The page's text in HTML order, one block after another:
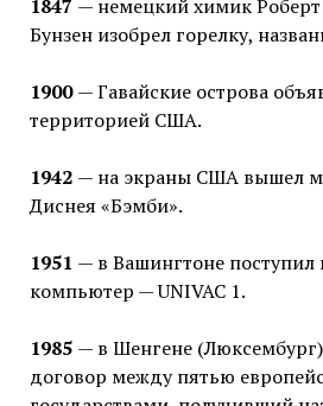
1847 — немецкий химик Роберт
Бунзен изобрел горелку,
1900— Гавайские острова
территорией США.
1942 — на экраны США вышел
Диснея «Бэмби».
1951 — в Вашингтоне
компьютер — UNIVAC 1.
1985 — в Шенгене
договор между пятью